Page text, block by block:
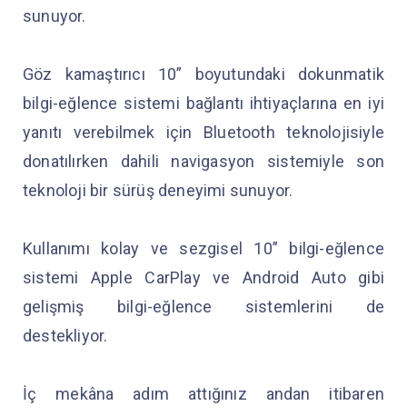
sunuyor.
Göz kamaştırıcı 10” boyutundaki dokunmatik
bilgi-eğlence sistemi bağlantı ihtiyaçlarına en iyi
yanıtı verebilmek için Bluetooth teknolojisiyle
donatılırken dahili navigasyon sistemiyle son
teknoloji bir sürüş deneyimi sunuyor.
Kullanımı kolay ve sezgisel 10” bilgi-eğlence
sistemi Apple CarPlay ve Android Auto gibi
gelişmiş bilgi-eğlence sistemlerini de
destekliyor.
İç mekâna adım attığınız andan itibaren